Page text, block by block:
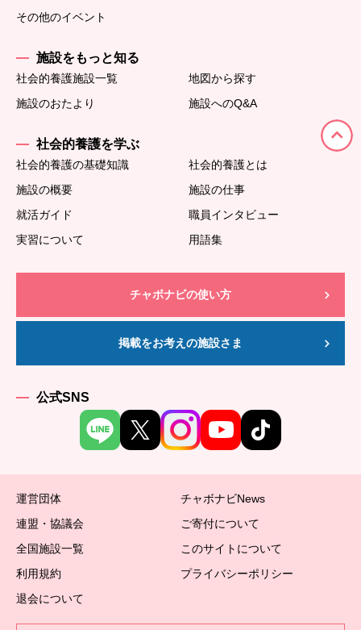
その他のイベント
施設をもっと知る
社会的養護施設一覧
地図から探す
施設のおたより
施設へのQ&A
社会的養護を学ぶ
社会的養護の基礎知識
社会的養護とは
施設の概要
施設の仕事
就活ガイド
職員インタビュー
実習について
用語集
チャボナビの使い方
掲載をお考えの施設さま
公式SNS
運営団体
チャボナビNews
連盟・協議会
ご寄付について
全国施設一覧
このサイトについて
利用規約
プライバシーポリシー
退会について